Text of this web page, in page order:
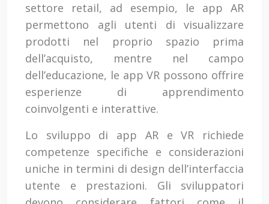
settore retail, ad esempio, le app AR
permettono agli utenti di visualizzare
prodotti nel proprio spazio prima
dell’acquisto, mentre nel campo
dell’educazione, le app VR possono offrire
esperienze di apprendimento
coinvolgenti e interattive.
Lo sviluppo di app AR e VR richiede
competenze specifiche e considerazioni
uniche in termini di design dell’interfaccia
utente e prestazioni. Gli sviluppatori